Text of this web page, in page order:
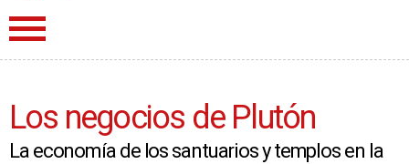
Los negocios de Plutón
La economía de los santuarios y templos en la